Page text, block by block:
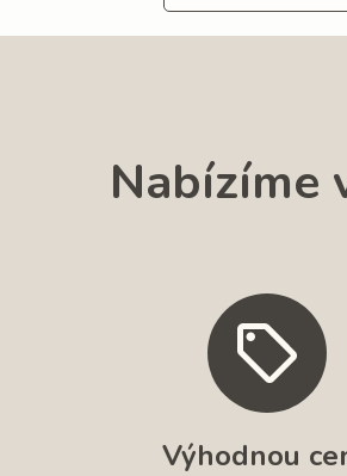
Nabízíme
Výhodnou